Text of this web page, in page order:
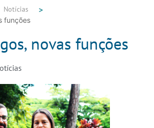
Notícias
funções
novas funções